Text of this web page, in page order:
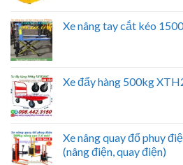
Xe nâng tay cắt kéo
Xe đẩy hàng 500kg
Xe nâng quay đổ phuy
(nâng điện, quay điện)